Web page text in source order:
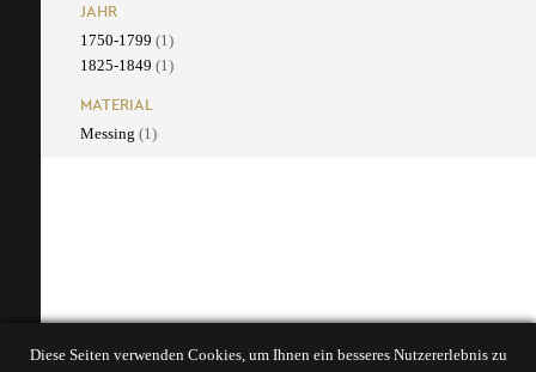
JAHR
1750-1799 (1)
1825-1849 (1)
MATERIAL
Messing (1)
Diese Seiten verwenden Cookies, um Ihnen ein besseres Nutzererlebnis zu